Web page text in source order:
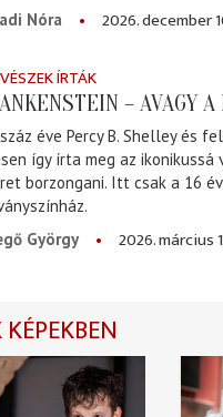
Nóra
2026. december
ÍRTÁK
– AVAGY
éve Percy B. Shelley és
így írta meg az
borzongani. Itt csak a 16
György
2026. március